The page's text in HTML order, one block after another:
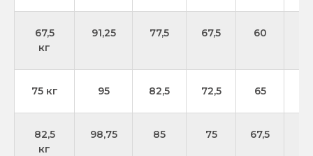
67,5
кг
91,25 77,5 67,5 60
75 кг 95 82,5 72,5 65
82,5
кг
98,75 85 75 67,5